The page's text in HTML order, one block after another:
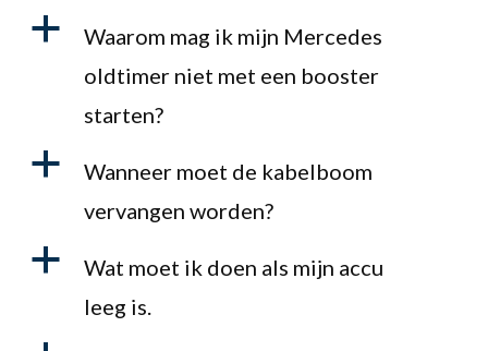
a
Waarom mag ik mijn Mercedes
oldtimer niet met een booster
starten?
a
Wanneer moet de kabelboom
vervangen worden?
a
Wat moet ik doen als mijn accu
leeg is.